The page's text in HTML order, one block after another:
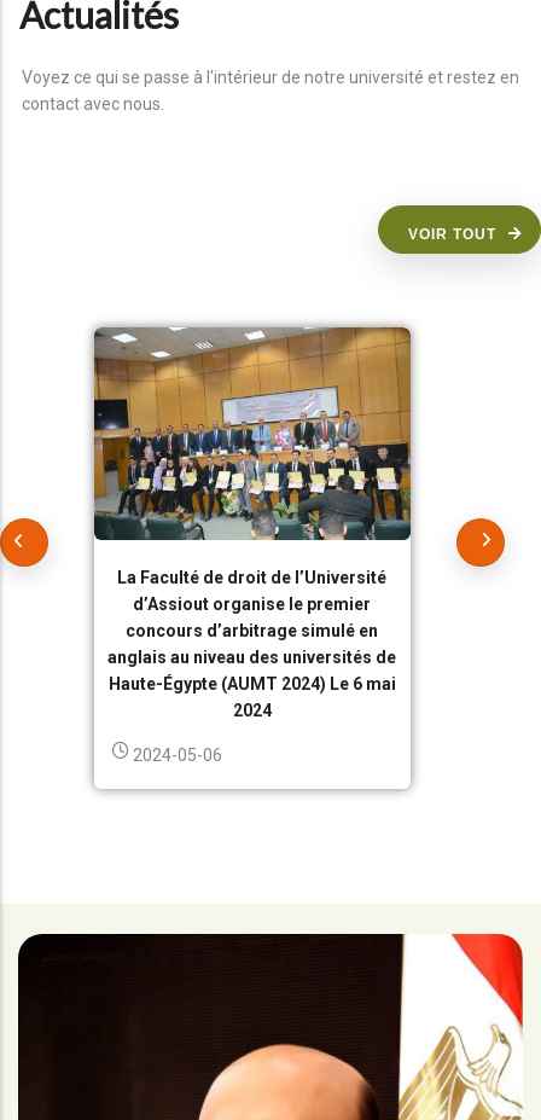
Actualités
Voyez ce qui se passe à l'intérieur de notre université et restez en
contact avec nous.
VOIR TOUT
La Faculté de droit de l’Université
d’Assiout organise le premier
concours d’arbitrage simulé en
anglais au niveau des universités de
Haute-Égypte (AUMT 2024) Le 6 mai
2024
2024-05-06